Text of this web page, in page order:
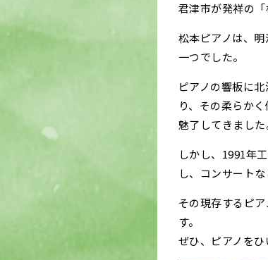
君津市が発祥の
松本ピアノは、
一つでした。
ピアノの響板に
り、その柔らか
魅了してきました
しかし、1991年
し、コンサート
その現存するピ
す。
ぜひ、ピアノをひ